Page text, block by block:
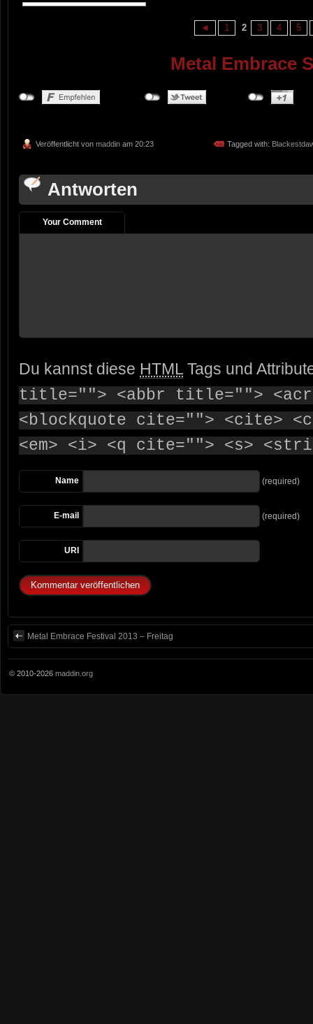
◄ 1 2 3 4 5
Metal Embrace
Veröffentlicht von maddin am 20:23 Tagged with:
Antworten
Your Comment
Du kannst diese HTML Tags und
title=""> <abbr title="">
<blockquote cite=""> <cite>
<em> <i> <q cite=""> <s>
Name (required)
E-mail (required)
URI
Metal Embrace Festival 2013 – Freitag
© 2010-2026 maddin.org